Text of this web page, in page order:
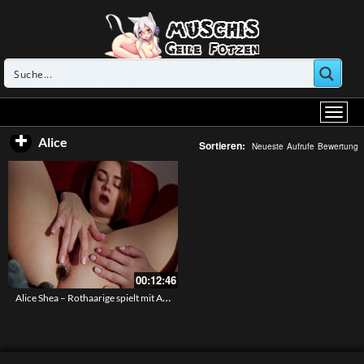
Alice Sortieren: Neueste Aufrufe Bewertung
00:12:46
Alice Shea – Rothaarige spielt mit Analstöpsel und ihren Fingern